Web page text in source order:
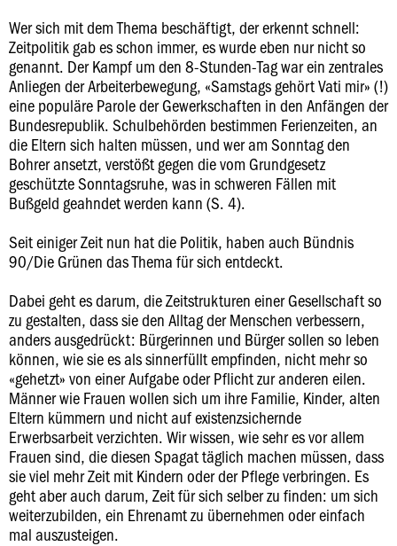
Wer sich mit dem Thema beschäftigt, der erkennt schnell:
Zeitpolitik gab es schon immer, es wurde eben nur nicht so
genannt. Der Kampf um den 8-Stunden-Tag war ein zentrales
Anliegen der Arbeiterbewegung, «Samstags gehört Vati mir» (!)
eine populäre Parole der Gewerkschaften in den Anfängen der
Bundesrepublik. Schulbehörden bestimmen Ferienzeiten, an
die Eltern sich halten müssen, und wer am Sonntag den
Bohrer ansetzt, verstößt gegen die vom Grundgesetz
geschützte Sonntagsruhe, was in schweren Fällen mit
Bußgeld geahndet werden kann (S. 4).
Seit einiger Zeit nun hat die Politik, haben auch Bündnis
90/Die Grünen das Thema für sich entdeckt.
Dabei geht es darum, die Zeitstrukturen einer Gesellschaft so
zu gestalten, dass sie den Alltag der Menschen verbessern,
anders ausgedrückt: Bürgerinnen und Bürger sollen so leben
können, wie sie es als sinnerfüllt empfinden, nicht mehr so
«gehetzt» von einer Aufgabe oder Pflicht zur anderen eilen.
Männer wie Frauen wollen sich um ihre Familie, Kinder, alten
Eltern kümmern und nicht auf existenzsichernde
Erwerbsarbeit verzichten. Wir wissen, wie sehr es vor allem
Frauen sind, die diesen Spagat täglich machen müssen, dass
sie viel mehr Zeit mit Kindern oder der Pflege verbringen. Es
geht aber auch darum, Zeit für sich selber zu finden: um sich
weiterzubilden, ein Ehrenamt zu übernehmen oder einfach
mal auszusteigen.